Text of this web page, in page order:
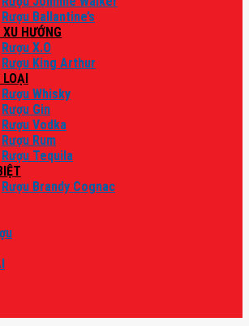
Rượu Ballantine’s
HƯỚNG
Rượu X.O
Rượu King Arthur
LOẠI
Rượu Whisky
Rượu Gin
Rượu Vodka
Rượu Rum
Rượu Tequila
Rượu Brandy Cognac